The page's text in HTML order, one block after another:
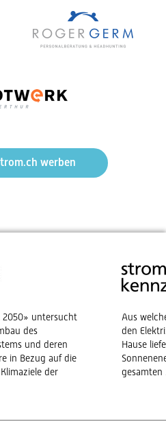
werben
2050» untersucht
des
und deren
in Bezug auf die
der
Aus
den
Hause
gesamten